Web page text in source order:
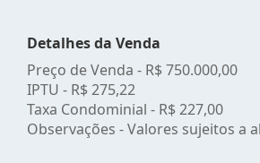
Detalhes da Venda
Preço de Venda - R$ 750.000,00
IPTU - R$ 275,22
Taxa Condominial - R$ 227,00
Observações - Valores sujeitos a